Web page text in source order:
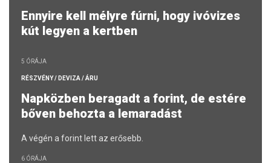
Ennyire kell mélyre fúrni, hogy ivóvizes
kút legyen a kertben
5 ÓRÁJA
RÉSZVÉNY / DEVIZA / ÁRU
Napközben beragadt a forint, de estére
bőven behozta a lemaradást
A végén a forint lett az erősebb.
6 ÓRÁJA